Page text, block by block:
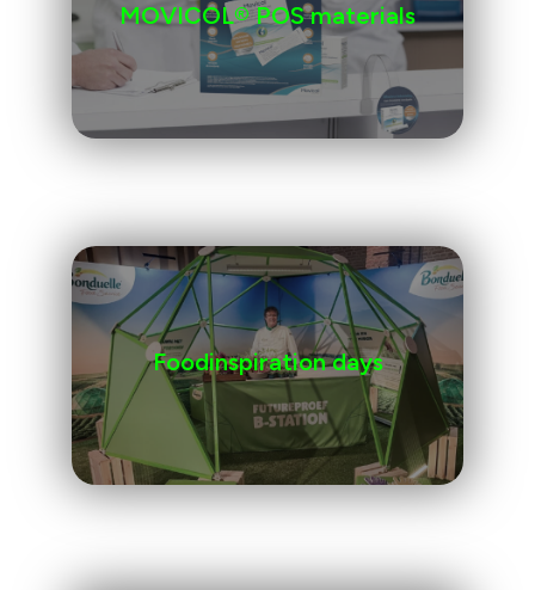
MOVICOL® POS materials
Foodinspiration days